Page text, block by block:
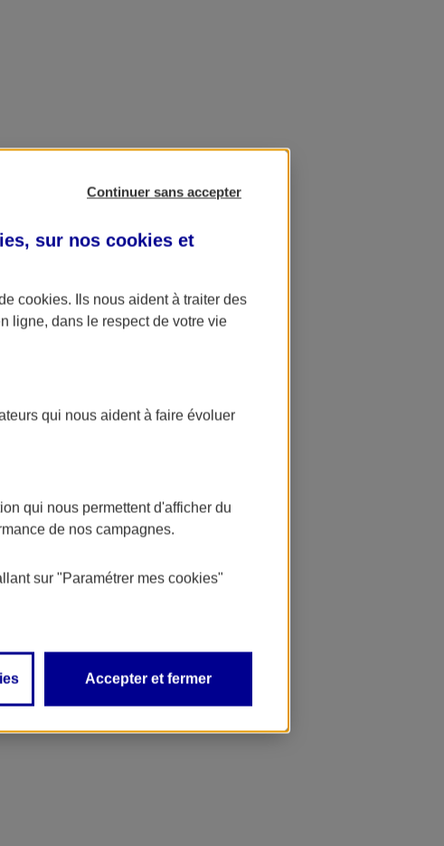
Continuer sans accepter
sur nos cookies et
cookies. Ils nous aident à traiter des
ligne, dans le respect de votre vie
qui nous aident à faire évoluer
qui nous permettent d'afficher du
de nos campagnes.
sur "Paramétrer mes cookies"
Accepter et fermer